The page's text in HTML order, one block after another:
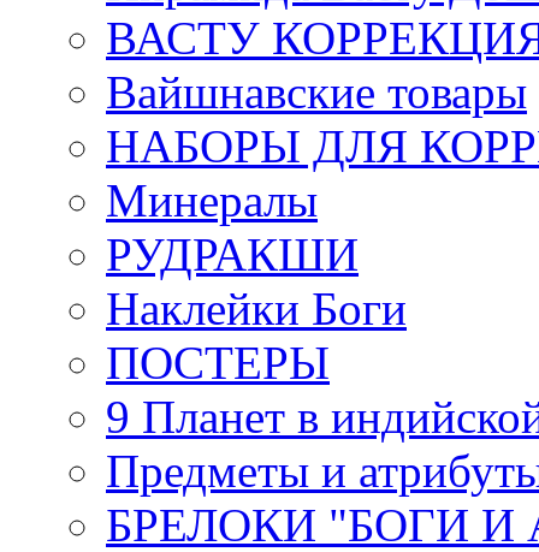
ВАСТУ
Вайшнавские товары
НАБОРЫ ДЛЯ
Минералы
РУДРАКШИ
Наклейки Боги
ПОСТЕРЫ
9 Планет в
Предметы и
БРЕЛОКИ "БОГИ И